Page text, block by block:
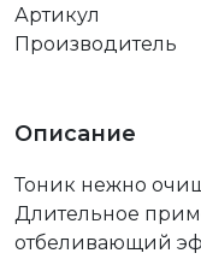
Артикул
Производитель
Описание
Тоник нежно
Длительное
отбеливающий